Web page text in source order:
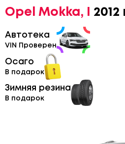
Opel Mokka, I 2012
Автотека
VIN Проверен
Осаго
В подарок
Зимняя резина
В подарок